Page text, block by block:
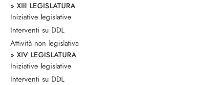
» XIII LEGISLATURA
Iniziative legislative
Interventi su DDL
Attività non legislativa
» XIV LEGISLATURA
Iniziative legislative
Interventi su DDL